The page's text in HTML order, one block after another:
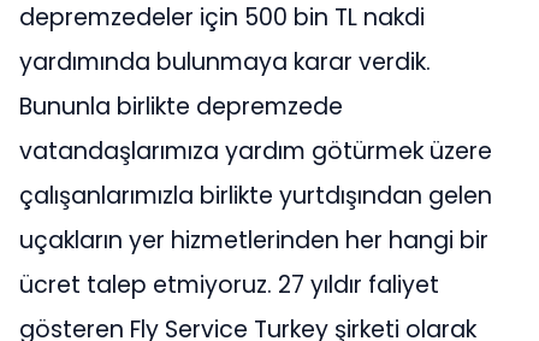
depremzedeler için 500 bin TL nakdi
yardımında bulunmaya karar verdik.
Bununla birlikte depremzede
vatandaşlarımıza yardım götürmek üzere
çalışanlarımızla birlikte yurtdışından gelen
uçakların yer hizmetlerinden her hangi bir
ücret talep etmiyoruz. 27 yıldır faliyet
gösteren Fly Service Turkey şirketi olarak